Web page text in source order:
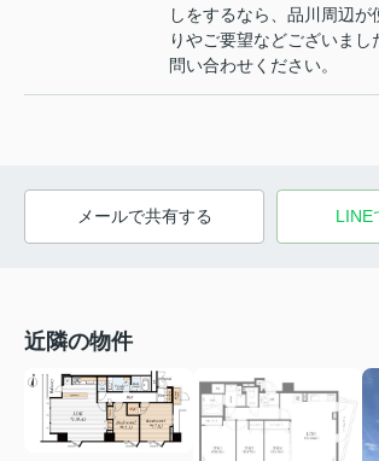
しをするなら、品川周辺が
りやご要望などございまし
問い合わせください。
メールで共有する LINE
近隣の物件